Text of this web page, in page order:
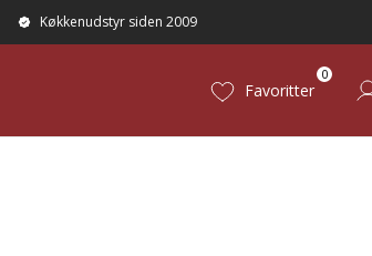
Køkkenudstyr siden 2009
Favoritter
0